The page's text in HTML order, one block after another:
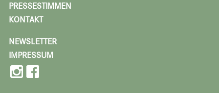
PRESSESTIMMEN
KONTAKT
NEWSLETTER
IMPRESSUM